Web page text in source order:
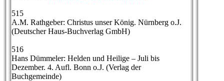
515
A.M. Rathgeber: Christus unser König. Nürnberg o.J.
(Deutscher Haus-Buchverlag GmbH)
516
Hans Dümmeler: Helden und Heilige – Juli bis
Dezember. 4. Aufl. Bonn o.J. (Verlag der
Buchgemeinde)